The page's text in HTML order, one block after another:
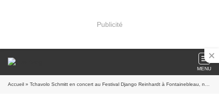
Publicité
MENU
Accueil » Tchavolo Schmitt en concert au Festival Django Reinhardt à Fontainebleau, nous y étions !